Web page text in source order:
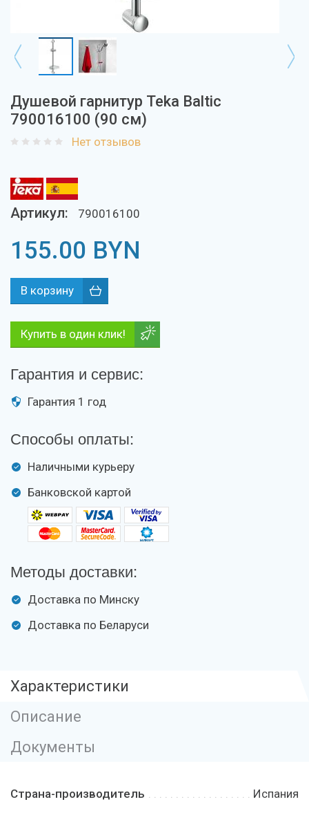
Душевой гарнитур Teka Baltic
790016100 (90 см)
Нет отзывов
Артикул: 790016100
155.00 BYN
Купить в один клик!
Гарантия и сервис:
Гарантия 1 год
Способы оплаты:
Наличными курьеру
Банковской картой
Методы доставки:
Доставка по Минску
Доставка по Беларуси
Характеристики
Описание
Документы
Страна-производитель
Испания